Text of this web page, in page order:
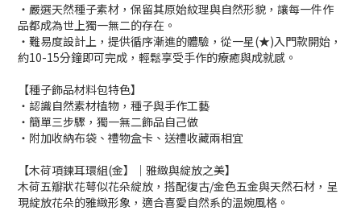
・嚴選天然種子素材，保留其原始紋理與自然形貌，讓每一件作
品都成為世上獨一無二的存在。
・難易度設計上，提供循序漸進的體驗，從一星(★)入門款開始，
約10-15分鐘即可完成，輕鬆享受手作的療癒與成就感。
【種子飾品材料包特色】
・認識自然素材植物，種子與手作工藝
・簡單三步驟，獨一無二飾品自己做
・附加收納布袋、禮物盒卡、送禮收藏兩相宜
【木荷項鍊耳環組(金】｜雅緻與綻放之美】
木荷五瓣狀花萼似花朵綻放，搭配復古/金色五金與天然石材，呈
現綻放花朵的雅緻形象，適合喜愛自然系的溫婉風格。